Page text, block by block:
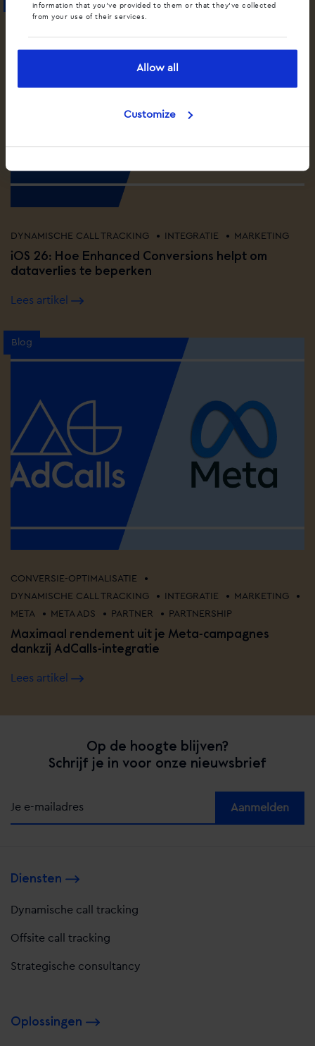
information that you’ve provided to them or that they’ve collected
from your use of their services.
Allow all
Customize
DYNAMISCHE CALL TRACKING • INTEGRATIE • MARKETING
iOS 26: Hoe Enhanced Conversions helpt om
dataverlies te beperken
Lees artikel
Blog
CONVERSIE-OPTIMALISATIE •
DYNAMISCHE CALL TRACKING • INTEGRATIE • MARKETING •
META • META ADS • PARTNER • PARTNERSHIP
Maximaal rendement uit je Meta-campagnes
dankzij AdCalls-integratie
Lees artikel
Op de hoogte blijven?
Schrijf je in voor onze nieuwsbrief
Diensten
Dynamische call tracking
Offsite call tracking
Strategische consultancy
Oplossingen